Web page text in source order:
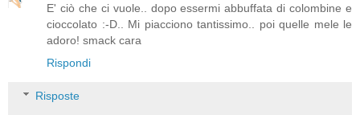
E' ciò che ci vuole.. dopo essermi abbuffata di colombine e
cioccolato :-D.. Mi piacciono tantissimo.. poi quelle mele le
adoro! smack cara
Rispondi
Risposte